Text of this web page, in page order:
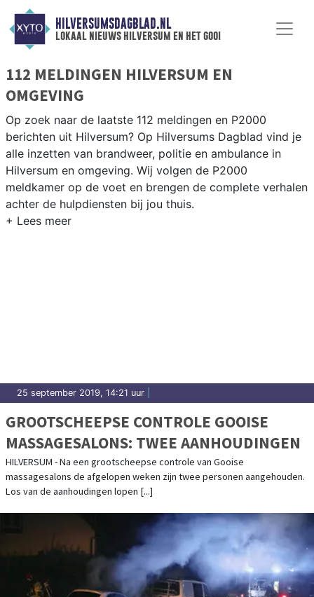
HILVERSUMSDAGBLAD.NL
lokaal nieuws hilversum en het gooi
112 MELDINGEN HILVERSUM EN
OMGEVING
Op zoek naar de laatste 112 meldingen en P2000
berichten uit Hilversum? Op Hilversums Dagblad vind je
alle inzetten van brandweer, politie en ambulance in
Hilversum en omgeving. Wij volgen de P2000
meldkamer op de voet en brengen de complete verhalen
achter de hulpdiensten bij jou thuis.
25 september 2019, 14:21 uur
GROOTSCHEEPSE CONTROLE GOOISE
MASSAGESALONS: TWEE AANHOUDINGEN
HILVERSUM - Na een grootscheepse controle van Gooise
massagesalons de afgelopen weken zijn twee personen aangehouden.
Los van de aanhoudingen lopen [...]